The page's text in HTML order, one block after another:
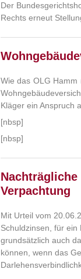
Der
Rechts erneut
Wie das OLG
Kläger ein Anspruch
[nbsp]
[nbsp]
Verpachtung
Mit Urteil vom
Schuldzinsen, für
grundsätzlich auch
können, wenn das